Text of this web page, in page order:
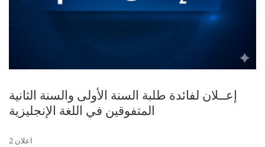
إعــلان لفائدة طلبة السنة الأولى والسنة الثانية
المتفوقين في اللغة الإنجليزية
اعلان 2